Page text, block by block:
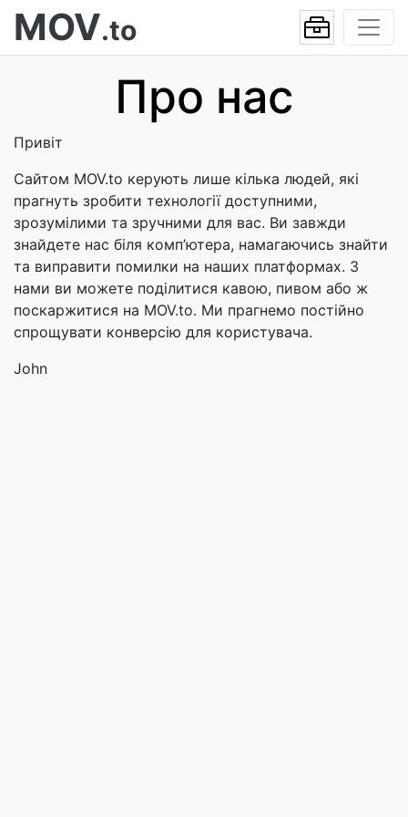
MOV.to
Про нас
Привіт
Сайтом MOV.to керують лише кілька людей, які
прагнуть зробити технології доступними,
зрозумілими та зручними для вас. Ви завжди
знайдете нас біля комп’ютера, намагаючись знайти
та виправити помилки на наших платформах. З
нами ви можете поділитися кавою, пивом або ж
поскаржитися на MOV.to. Ми прагнемо постійно
спрощувати конверсію для користувача.
John